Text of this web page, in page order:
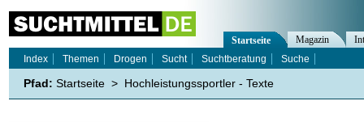
Startseite Magazin
Index
Themen Drogen Sucht Suchtberatung Suche
Pfad: Startseite > Hochleistungssportler - Texte